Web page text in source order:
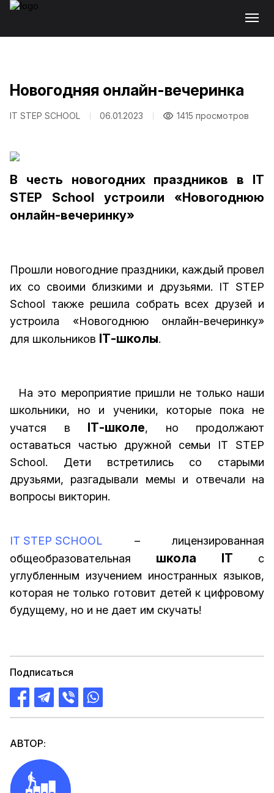
Новогодняя онлайн-вечеринка
IT STEP SCHOOL 06.01.2023 1415 просмотров
В честь новогодних праздников в IT
STEP School устроили «Новогоднюю
онлайн-вечеринку»
Прошли новогодние праздники, каждый провел
их со своими близкими и друзьями. IT STEP
School также решила собрать всех друзей и
устроила «Новогоднюю онлайн-вечеринку»
для школьников ІТ-школы.
На это мероприятие пришли не только наши
школьники, но и ученики, которые пока не
учатся в ІТ-школе, но продолжают
оставаться частью дружной семьи IT STEP
School. Дети встретились со старыми
друзьями, разгадывали мемы и отвечали на
вопросы викторин.
IT STEP SCHOOL – лицензированная
общеобразовательная школа ІТ с
углубленным изучением иностранных языков,
которая не только готовит детей к цифровому
будущему, но и не дает им скучать!
Подписаться
АВТОР: